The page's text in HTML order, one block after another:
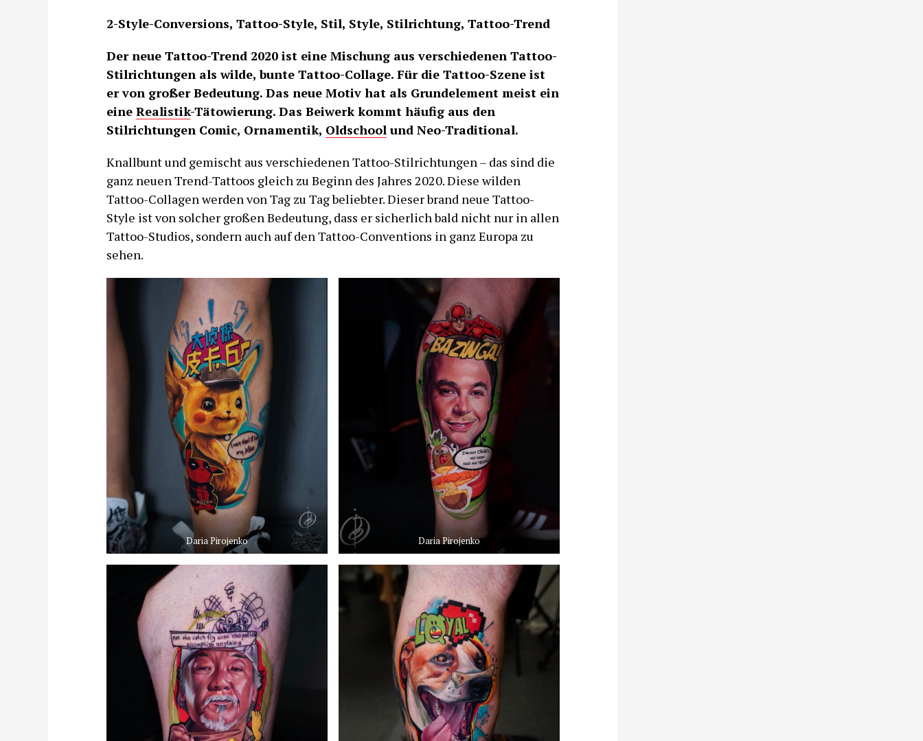
2-Style-Conversions, Tattoo-Style, Stil, Style, Stilrichtung, Tattoo-Trend
Der neue Tattoo-Trend 2020 ist eine Mischung aus verschiedenen Tattoo-
Stilrichtungen als wilde, bunte Tattoo-Collage. Für die Tattoo-Szene ist
er von großer Bedeutung. Das neue Motiv hat als Grundelement meist ein
eine Realistik-Tätowierung. Das Beiwerk kommt häufig aus den
Stilrichtungen Comic, Ornamentik, Oldschool und Neo-Traditional.
Knallbunt und gemischt aus verschiedenen Tattoo-Stilrichtungen – das sind die
ganz neuen Trend-Tattoos gleich zu Beginn des Jahres 2020. Diese wilden
Tattoo-Collagen werden von Tag zu Tag beliebter. Dieser brand neue Tattoo-
Style ist von solcher großen Bedeutung, dass er sicherlich bald nicht nur in allen
Tattoo-Studios, sondern auch auf den Tattoo-Conventions in ganz Europa zu
sehen.
Daria Pirojenko Daria Pirojenko